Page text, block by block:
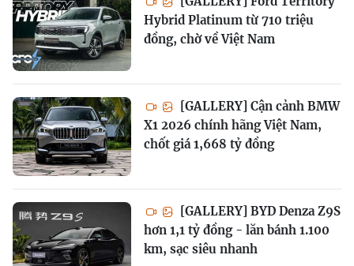
Hybrid Platinum từ 710 triệu
đồng, chờ về Việt Nam
[GALLERY] Cận cảnh BMW
X1 2026 chính hãng Việt Nam,
chốt giá 1,668 tỷ đồng
[GALLERY] BYD Denza Z9S
hơn 1,1 tỷ đồng - lăn bánh 1.100
km, sạc siêu nhanh